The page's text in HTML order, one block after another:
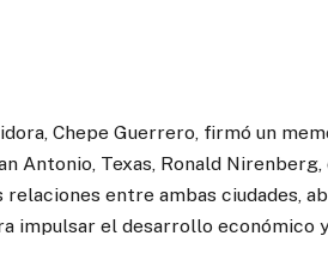
Chepe Guerrero, firmó un
Antonio, Texas, Ronald
entre ambas ciudades,
impulsar el desarrollo económico